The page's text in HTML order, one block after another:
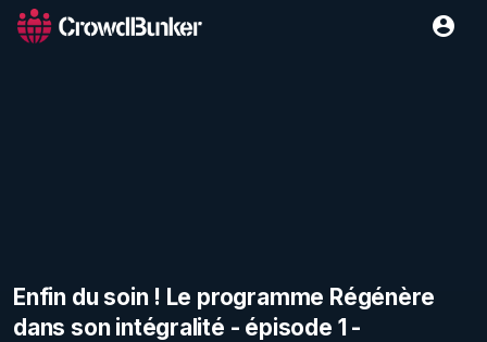
Enfin du soin ! Le programme Régénère
dans son intégralité - épisode 1 -